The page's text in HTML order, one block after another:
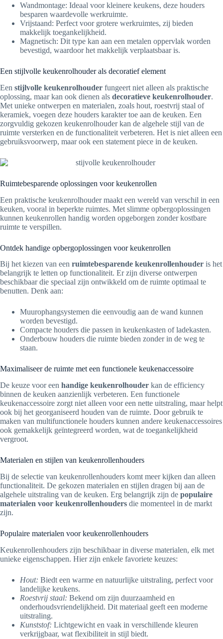
Wandmontage: Ideaal voor kleinere keukens, deze houders
besparen waardevolle werkruimte.
Vrijstaand: Perfect voor grotere werkruimtes, zij bieden
makkelijk toegankelijkheid.
Magnetisch: Dit type kan aan een metalen oppervlak worden
bevestigd, waardoor het makkelijk verplaatsbaar is.
Een stijlvolle keukenrolhouder als decoratief element
Een stijlvolle keukenrolhouder fungeert niet alleen als praktische
oplossing, maar kan ook dienen als decoratieve keukenrolhouder.
Met unieke ontwerpen en materialen, zoals hout, roestvrij staal of
keramiek, voegen deze houders karakter toe aan de keuken. Een
zorgvuldig gekozen keukenrolhouder kan de algehele stijl van de
ruimte versterken en de functionaliteit verbeteren. Het is niet alleen een
gebruiksvoorwerp, maar ook een statement piece in de keuken.
Ruimtebesparende oplossingen voor keukenrollen
Een praktische keukenrolhouder maakt een wereld van verschil in een
keuken, vooral in beperkte ruimtes. Met slimme opbergoplossingen
kunnen keukenrollen handig worden opgeborgen zonder kostbare
ruimte te verspillen.
Ontdek handige opbergoplossingen voor keukenrollen
Bij het kiezen van een ruimtebesparende keukenrollenhouder is het
belangrijk te letten op functionaliteit. Er zijn diverse ontwerpen
beschikbaar die speciaal zijn ontwikkeld om de ruimte optimaal te
benutten. Denk aan:
Muurophangsystemen die eenvoudig aan de wand kunnen
worden bevestigd.
Compacte houders die passen in keukenkasten of ladekasten.
Onderbouw houders die ruimte bieden zonder in de weg te
staan.
Maximaliseer de ruimte met een functionele keukenaccessoire
De keuze voor een handige keukenrolhouder kan de efficiency
binnen de keuken aanzienlijk verbeteren. Een functionele
keukenaccessoire zorgt niet alleen voor een nette uitstraling, maar helpt
ook bij het georganiseerd houden van de ruimte. Door gebruik te
maken van multifunctionele houders kunnen andere keukenaccessoires
ook gemakkelijk geïntegreerd worden, wat de toegankelijkheid
vergroot.
Materialen en stijlen van keukenrollenhouders
Bij de selectie van keukenrollenhouders komt meer kijken dan alleen
functionaliteit. De gekozen materialen en stijlen dragen bij aan de
algehele uitstraling van de keuken. Erg belangrijk zijn de populaire
materialen voor keukenrollenhouders die momenteel in de markt
zijn.
Populaire materialen voor keukenrollenhouders
Keukenrollenhouders zijn beschikbaar in diverse materialen, elk met
unieke eigenschappen. Hier zijn enkele favoriete keuzes:
Hout: Biedt een warme en natuurlijke uitstraling, perfect voor
landelijke keukens.
Roestvrij staal: Bekend om zijn duurzaamheid en
onderhoudsvriendelijkheid. Dit materiaal geeft een moderne
uitstraling.
Kunststof: Lichtgewicht en vaak in verschillende kleuren
verkrijgbaar, wat flexibiliteit in stijl biedt.